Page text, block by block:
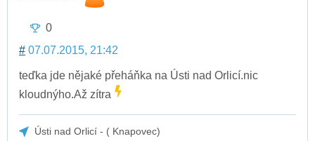
0
# 07.07.2015, 21:42
teďka jde nějaké přeháňka na Ústi nad Orlicí.nic
kloudnýho.Až zítra
Ústi nad Orlicí - ( Knapovec)